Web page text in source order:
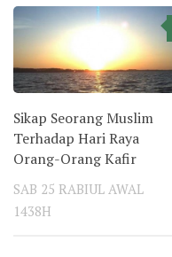
Sikap Seorang Muslim
Terhadap Hari Raya
Orang-Orang Kafir
SAB 25 RABIUL AWAL
1438H